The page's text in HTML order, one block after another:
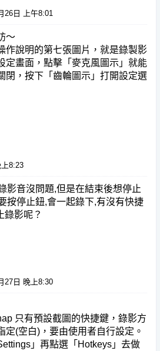
26日 上午8:01
～
作說明的第七張圖片，就是錄製影
定畫面，點擊「麥克風圖示」就能
閉，按下「齒輪圖示」打開設定選
8:23
影音沒問題,但是在結束後想停止
按停止鈕,會一起錄下,有沒有快捷
錄影呢？
27日 晚上8:30
只有預設截圖的快捷鍵，錄影方
定(空白)，要由使用者自行設定。
」再點選「Hotkeys」去做